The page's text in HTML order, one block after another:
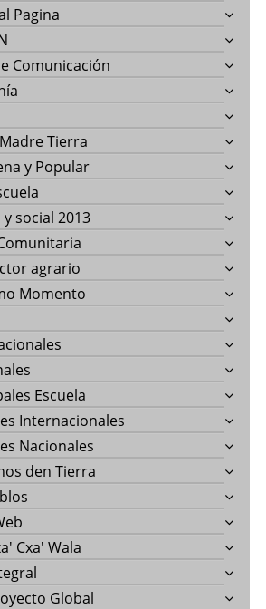
Pagina
Comunicación
Tierra
y Popular
social 2013
agrario
Momento
Escuela
Internacionales
Nacionales
den Tierra
Cxa' Wala
Global